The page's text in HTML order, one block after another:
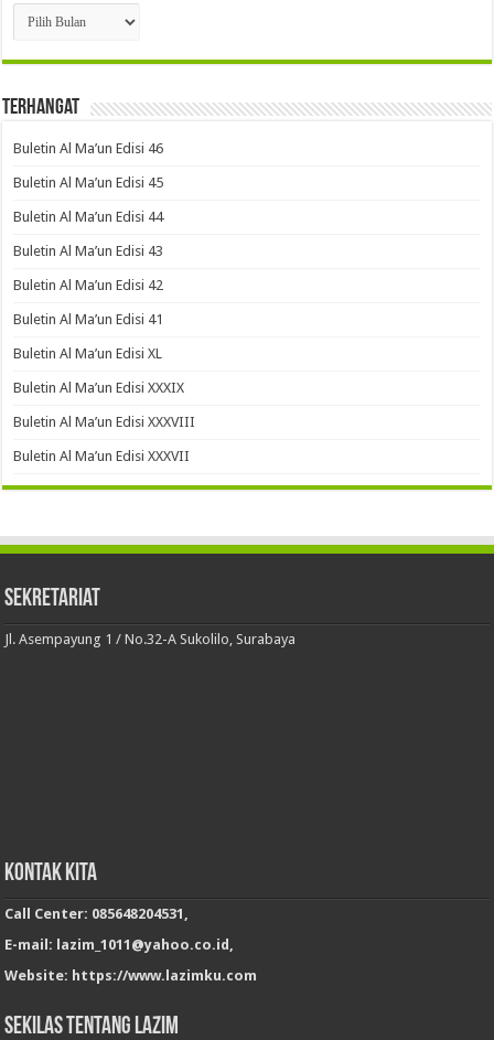
Arsip
Terhangat
Buletin Al Ma’un Edisi 46
Buletin Al Ma’un Edisi 45
Buletin Al Ma’un Edisi 44
Buletin Al Ma’un Edisi 43
Buletin Al Ma’un Edisi 42
Buletin Al Ma’un Edisi 41
Buletin Al Ma’un Edisi XL
Buletin Al Ma’un Edisi XXXIX
Buletin Al Ma’un Edisi XXXVIII
Buletin Al Ma’un Edisi XXXVII
Sekretariat
Jl. Asempayung 1 / No.32-A Sukolilo, Surabaya
Kontak Kita
Call Center: 085648204531,
E-mail: lazim_1011@yahoo.co.id,
Website: https://www.lazimku.com
Sekilas Tentang LAZIM